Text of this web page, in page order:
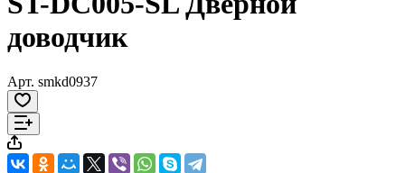
доводчик
Арт. smkd0937